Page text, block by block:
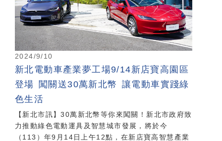
2024/9/10
新北電動車產業夢工場9/14新店寶高園區
登場 闖關送30萬新北幣 讓電動車實踐綠
色生活
【新北市訊】30萬新北幣等你來闖關！新北市政府致
力推動綠色電動運具及智慧城市發展，將於今
（113）年9月14日上午12點，在新店寶高智慧產業